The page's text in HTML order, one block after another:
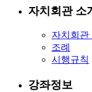
자치회관 소
자치회관
조례
시행규칙
강좌정보